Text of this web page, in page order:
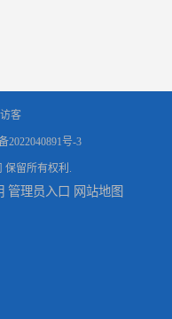
客
2022040891号-3
保留所有权利.
管理员入口 网站地图